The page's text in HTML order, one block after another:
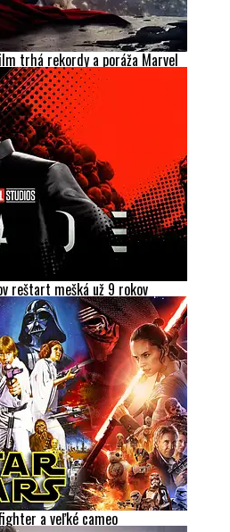
trhá rekordy a poráža Marvel
reštart mešká už 9 rokov
a veľké cameo